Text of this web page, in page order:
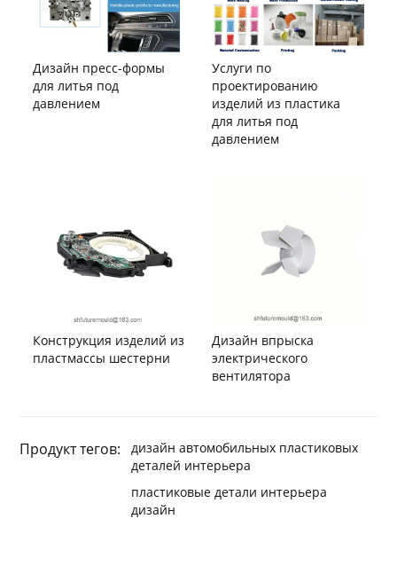
Дизайн пресс-формы
для литья под
давлением
Услуги по
проектированию
изделий из пластика
для литья под
давлением
Конструкция изделий из
пластмассы шестерни
Дизайн впрыска
электрического
вентилятора
Продукт тегов:
дизайн автомобильных пластиковых
деталей интерьера
пластиковые детали интерьера
дизайн